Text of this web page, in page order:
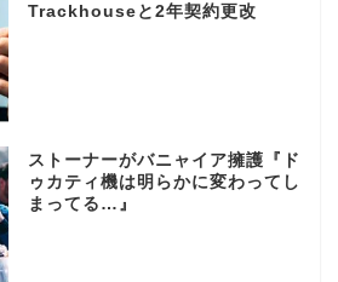
Trackhouseと2年契約更改
ストーナーがバニャイア擁護『ド
ゥカティ機は明らかに変わってし
まってる…』